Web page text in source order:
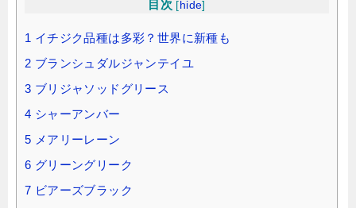
目次 [ hide]
1 イチジク品種は多彩？世界に新種も
2 ブランシュダルジャンテイユ
3 ブリジャソッドグリース
4 シャーアンバー
5 メアリーレーン
6 グリーングリーク
7 ビアーズブラック